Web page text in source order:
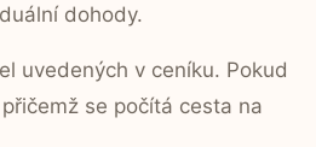
dohody.
uvedených v ceníku. Pokud
se počítá cesta na